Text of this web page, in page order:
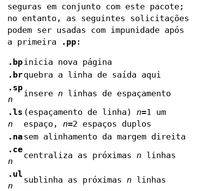
seguras em conjunto com este pacote;
no entanto, as seguintes solicitações
podem ser usadas com impunidade após
a primeira
.pp :
.bpinicia nova página
.brquebra a linha de saída aqui
.sp
n
insere n linhas de espaçamento
.ls
n
(espaçamento de linha) n=1 um
espaço, n=2 espaços duplos
.nasem alinhamento da margem direita
.ce
n
centraliza as próximas n linhas
.ul
n
sublinha as próximas n linhas